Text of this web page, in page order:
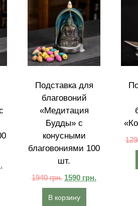
Подставка для
благовоний
«Медитация
Будды» с
конусными
благовониями 100
шт.
1940грн. 1590 грн.
В корзину